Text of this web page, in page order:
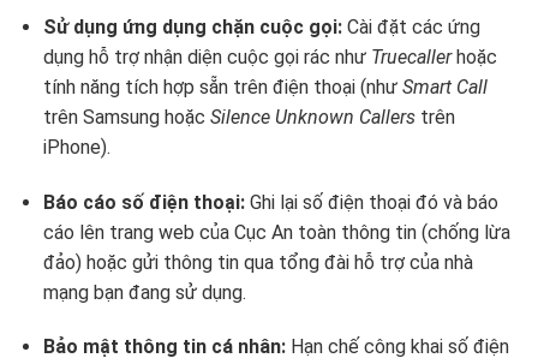
Sử dụng ứng dụng chặn cuộc gọi:Cài đặt các ứng
dụng hỗ trợ nhận diện cuộc gọi rác như Truecallerhoặc
tính năng tích hợp sẵn trên điện thoại (như Smart Call
trên Samsung hoặc Silence Unknown Callerstrên
iPhone).
Báo cáo số điện thoại:Ghi lại số điện thoại đó và báo
cáo lên trang web của Cục An toàn thông tin (chống lừa
đảo) hoặc gửi thông tin qua tổng đài hỗ trợ của nhà
mạng bạn đang sử dụng.
Bảo mật thông tin cá nhân:Hạn chế công khai số điện